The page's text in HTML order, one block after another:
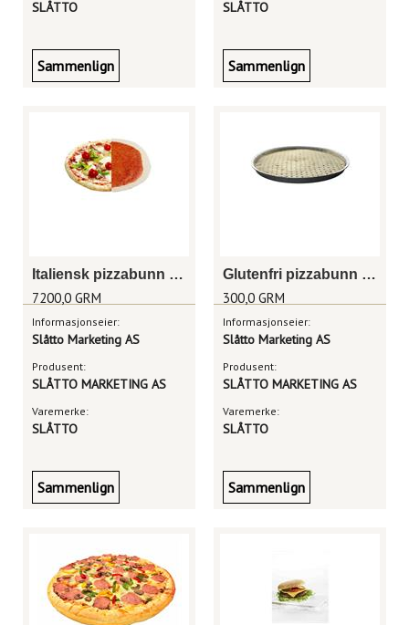
SLÅTTO
Sammenlign
SLÅTTO
Sammenlign
Italiensk pizzabunn m/saus 30cm, rå
7200,0 GRM
Informasjonseier:
Slåtto Marketing AS
Produsent:
SLÅTTO MARKETING AS
Varemerke:
SLÅTTO
Sammenlign
Glutenfri pizzabunn amerikansk 30cm, i alu. Form
300,0 GRM
Informasjonseier:
Slåtto Marketing AS
Produsent:
SLÅTTO MARKETING AS
Varemerke:
SLÅTTO
Sammenlign